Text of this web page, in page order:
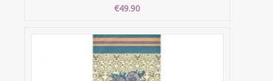
€49.90